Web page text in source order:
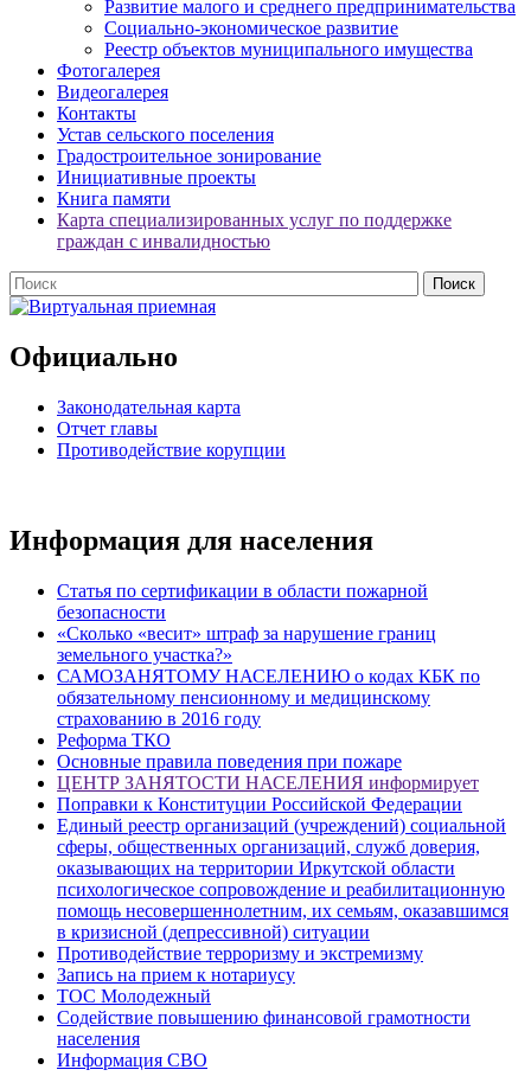
Развитие малого и среднего предпринимательства
Социально-экономическое развитие
Реестр объектов муниципального имущества
Фотогалерея
Видеогалерея
Контакты
Устав сельского поселения
Градостроительное зонирование
Инициативные проекты
Книга памяти
Карта специализированных услуг по поддержке
граждан с инвалидностью
Официально
Законодательная карта
Отчет главы
Противодействие корупции
Информация для населения
Статья по сертификации в области пожарной
безопасности
«Сколько «весит» штраф за нарушение границ
земельного участка?»
САМОЗАНЯТОМУ НАСЕЛЕНИЮ о кодах КБК по
обязательному пенсионному и медицинскому
страхованию в 2016 году
Реформа ТКО
Основные правила поведения при пожаре
ЦЕНТР ЗАНЯТОСТИ НАСЕЛЕНИЯ информирует
Поправки к Конституции Российской Федерации
Единый реестр организаций (учреждений) социальной
сферы, общественных организаций, служб доверия,
оказывающих на территории Иркутской области
психологическое сопровождение и реабилитационную
помощь несовершеннолетним, их семьям, оказавшимся
в кризисной (депрессивной) ситуации
Противодействие терроризму и экстремизму
Запись на прием к нотариусу
ТОС Молодежный
Содействие повышению финансовой грамотности
населения
Информация СВО